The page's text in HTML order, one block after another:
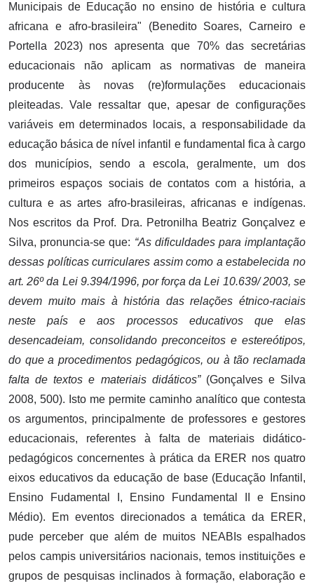
Municipais de Educação no ensino de história e cultura
africana e afro-brasileira" (Benedito Soares, Carneiro e
Portella 2023) nos apresenta que 70% das secretárias
educacionais não aplicam as normativas de maneira
producente às novas (re)formulações educacionais
pleiteadas. Vale ressaltar que, apesar de configurações
variáveis em determinados locais, a responsabilidade da
educação básica de nível infantil e fundamental fica à cargo
dos municípios, sendo a escola, geralmente, um dos
primeiros espaços sociais de contatos com a história, a
cultura e as artes afro-brasileiras, africanas e indígenas.
Nos escritos da Prof. Dra. Petronilha Beatriz Gonçalvez e
Silva, pronuncia-se que: “As dificuldades para implantação
dessas políticas curriculares assim como a estabelecida no
art. 26º da Lei 9.394/1996, por força da Lei 10.639/ 2003, se
devem muito mais à história das relações étnico-raciais
neste país e aos processos educativos que elas
desencadeiam, consolidando preconceitos e estereótipos,
do que a procedimentos pedagógicos, ou à tão reclamada
falta de textos e materiais didáticos”(Gonçalves e Silva
2008, 500). Isto me permite caminho analítico que contesta
os argumentos, principalmente de professores e gestores
educacionais, referentes à falta de materiais didático-
pedagógicos concernentes à prática da ERER nos quatro
eixos educativos da educação de base (Educação Infantil,
Ensino Fudamental I, Ensino Fundamental II e Ensino
Médio). Em eventos direcionados a temática da ERER,
pude perceber que além de muitos NEABIs espalhados
pelos campis universitários nacionais, temos instituições e
grupos de pesquisas inclinados à formação, elaboração e